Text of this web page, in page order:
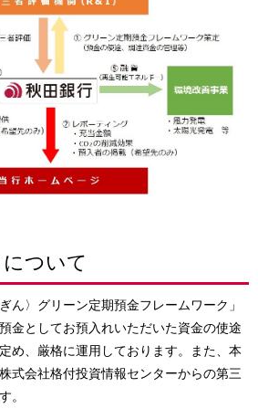
ついて
ん〉グリーン定期預金フレームワーク」
金としてお預入れいただいた資金の使途
め、厳格に運用しております。また、本
式会社格付投資情報センターからの第三
。